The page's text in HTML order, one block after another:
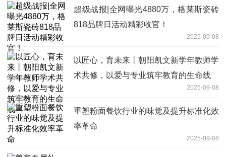
超级战报|全网曝光4880万，格莱斯瓷砖
818品牌日活动精彩收官！
2025-09-08
以匠心，育未来丨朝阳凯文新学年教师学
术共修，以爱与专业筑牢教育的生命线
2025-09-08
重塑粉面餐饮行业的味觉及提升标准化效
率革命
2025-09-08